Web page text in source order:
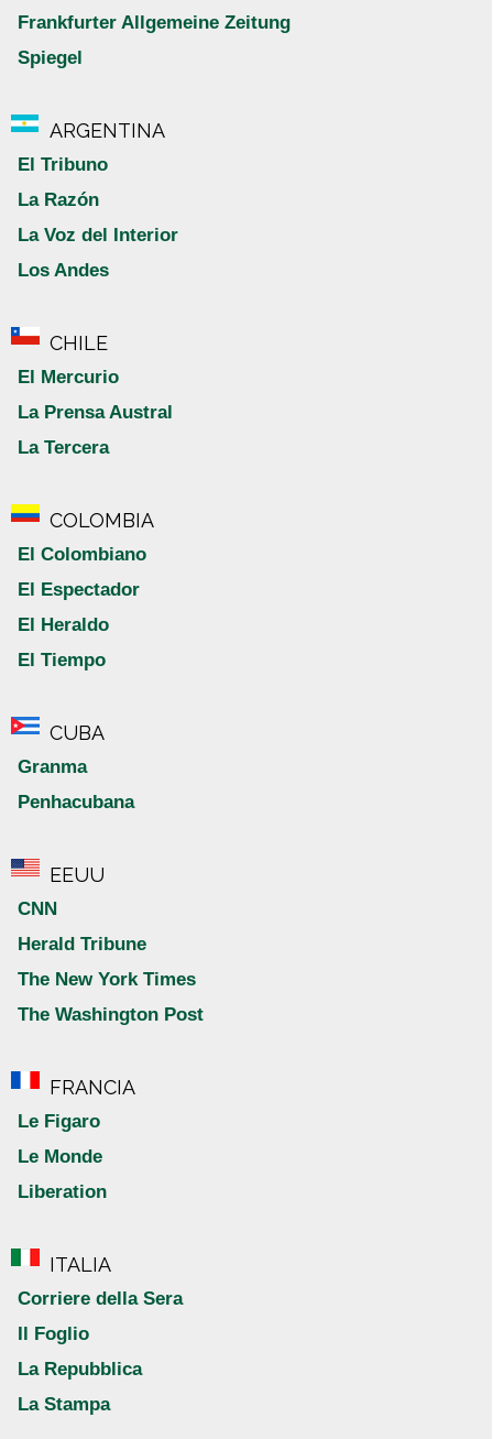
Frankfurter Allgemeine Zeitung
Spiegel
ARGENTINA
El Tribuno
La Razón
La Voz del Interior
Los Andes
CHILE
El Mercurio
La Prensa Austral
La Tercera
COLOMBIA
El Colombiano
El Espectador
El Heraldo
El Tiempo
CUBA
Granma
Penhacubana
EEUU
CNN
Herald Tribune
The New York Times
The Washington Post
FRANCIA
Le Figaro
Le Monde
Liberation
ITALIA
Corriere della Sera
Il Foglio
La Repubblica
La Stampa